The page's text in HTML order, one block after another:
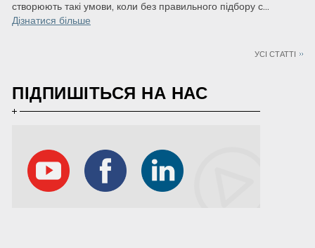
створюють такі умови, коли без правильного підбору с...
Дізнатися більше
УСІ СТАТТІ
ПІДПИШІТЬСЯ НА НАС